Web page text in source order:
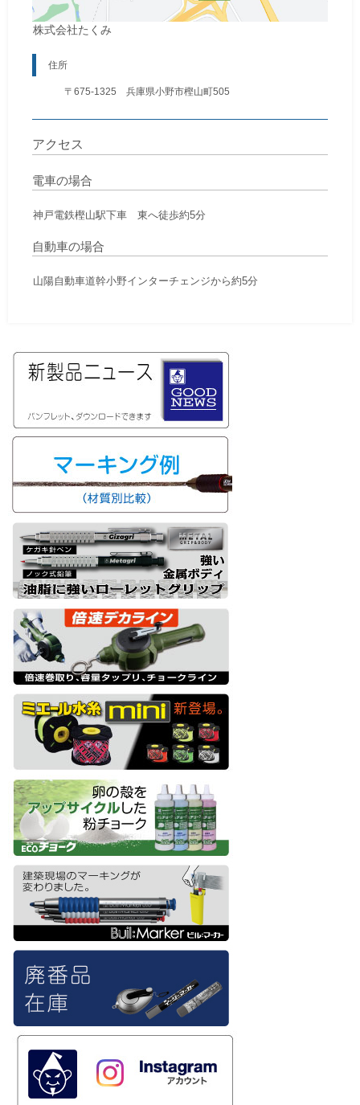
株式会社たくみ
住所
〒675-1325 兵庫県小野市樫山町505
アクセス
電車の場合
神戸電鉄樫山駅下車 東へ徒歩約5分
自動車の場合
山陽自動車道幹小野インターチェンジから約5分